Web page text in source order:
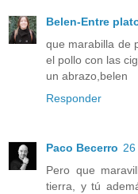
Belen-Entre
que marabilla de
el pollo con las
un abrazo,belen
Responder
Paco Becerro
Pero que
tierra, y tú